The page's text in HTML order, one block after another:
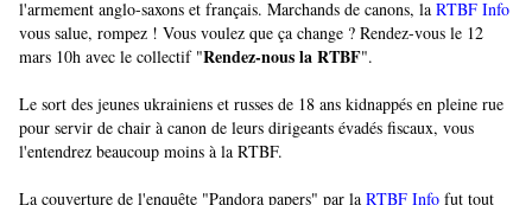
l'armement anglo-saxons et français. Marchands de canons, la RTBF Info
vous salue, rompez ! Vous voulez que ça change ? Rendez-vous le 12
mars 10h avec le collectif "Rendez-nous la RTBF".
Le sort des jeunes ukrainiens et russes de 18 ans kidnappés en pleine rue
pour servir de chair à canon de leurs dirigeants évadés fiscaux, vous
l'entendrez beaucoup moins à la RTBF.
La couverture de l'enquête "Pandora papers" par la RTBF Info fut tout